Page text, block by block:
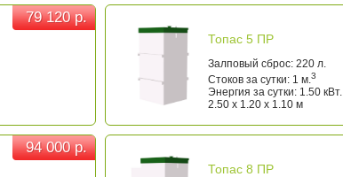
79 120 р.
79 120 р.
Топас 5 ПР
Залповый сброс: 220 л.
Стоков за сутки: 1 м.3
Энергия за сутки: 1.50 кВт.
2.50 x 1.20 x 1.10 м
94 000 р.
94 000 р.
Топас 8 ПР